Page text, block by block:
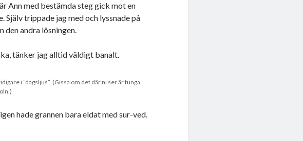
Ann med bestämda steg gick mot en
Själv trippade jag med och lyssnade på
den andra lösningen.
tänker jag alltid väldigt banalt.
i ”dagsljus”. (Gissa om det där ni ser är tunga
hade grannen bara eldat med sur-ved.